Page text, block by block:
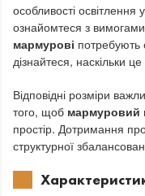
особливості
ознайомтеся з
мармурові потребують
дізнайтеся, наскільки
Відповідні розміри
того, щоб мармуровий
простір. Дотримання
структурної